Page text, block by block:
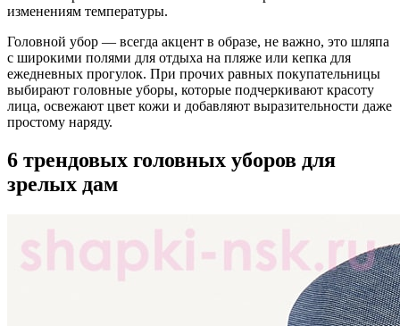
изменениям температуры.
Головной убор — всегда акцент в образе, не важно, это шляпа
с широкими полями для отдыха на пляже или кепка для
ежедневных прогулок. При прочих равных покупательницы
выбирают головные уборы, которые подчеркивают красоту
лица, освежают цвет кожи и добавляют выразительности даже
простому наряду.
6 трендовых головных уборов для
зрелых дам